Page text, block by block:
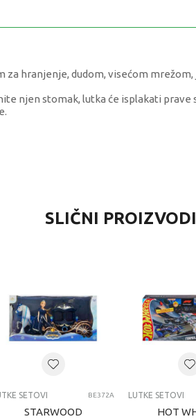
za hranjenje, dudom, visećom mrežom,
njen stomak, lutka će isplakati prave
Lutke setovi
4-6 G
SLIČNI PROIZVODI
SETOVI BE372A
STARWOOD
LUTKE SETOVI
HOT